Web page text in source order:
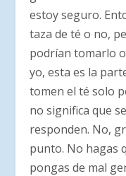
estoy seguro.
taza de té o no,
podrían tomarlo
yo, esta es la
tomen el té solo
no significa que
responden. No,
punto. No hagas
pongas de mal